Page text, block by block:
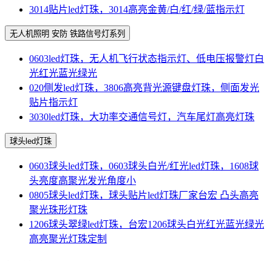
3014贴片led灯珠，3014高亮金黄/白/红/绿/蓝指示灯
无人机照明 安防 铁路信号灯系列
0603led灯珠，无人机飞行状态指示灯、低电压报警灯白
光红光蓝光绿光
020侧发led灯珠，3806高亮背光源键盘灯珠，侧面发光
贴片指示灯
3030led灯珠，大功率交通信号灯，汽车尾灯高亮灯珠
球头led灯珠
0603球头led灯珠，0603球头白光/红光led灯珠，1608球
头亮度高聚光发光角度小
0805球头led灯珠，球头贴片led灯珠厂家台宏 凸头高亮
聚光珠形灯珠
1206球头翠绿led灯珠，台宏1206球头白光红光蓝光绿光
高亮聚光灯珠定制